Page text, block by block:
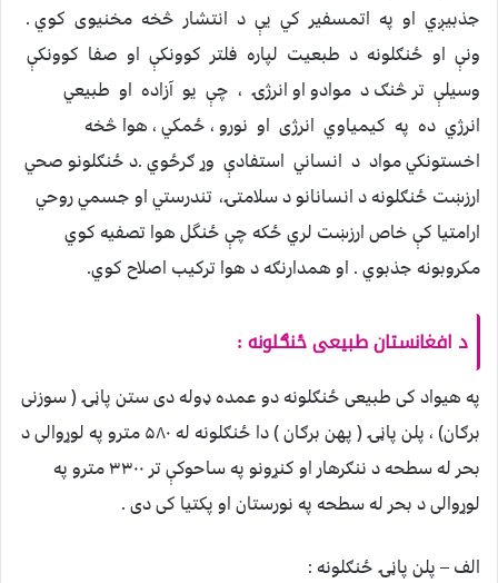
جذبيږي او په اتمسفير کي يې د انتشار څخه مخنيوی کوي .
ونې او ځنګلونه د طبعيت لپاره فلتر کوونکې او صفا کوونکې
وسيلې تر څنګ د موادو او انرژۍ ، چې يو آزاده او طبيعي
انرژي ده په کيمياوي انرژی او نورو ، ځمکي ، هوا څخه
اخستونکي مواد د انساني استفادې وړ ګرځوي .د ځنګلونو صحي
ارزښت ځنګلونه د انسانانو د سلامتۍ، تندرستي او جسمي روحي
ارامتيا کې خاص ارزښت لري ځکه چې ځنگل هوا تصفيه کوي
مکروبونه جذبوي . او همدارنګه د هوا ترکيب اصلاح کوي.
د افغانستان طبیعی ځنګلونه :
په هیواد کی طبیعی ځنګلونه دو عمده ډوله دی ستن پاڼۍ ( سوزنی
برګان) ، پلن پاڼۍ ( پهن برګان ) دا ځنګلونه له ۵۸۰ مترو په لوړوالی د
بحر له سطحه د ننګرهار او کنړونو په ساحوکې تر ۳۳۰۰ مترو په
لوړوالی د بحر له سطحه په نورستان او پکتیا کی دی .
الف – پلن پاڼۍ ځنګلونه :